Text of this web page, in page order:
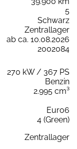
5
Schwarz
Zentrallager
ab ca. 10.08.2026
2002084
270 kW / 367 PS
Benzin
2.995 cm³
Euro6
4 (Green)
Zentrallager